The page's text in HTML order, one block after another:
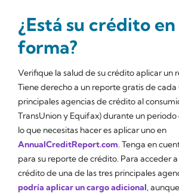
¿Está su crédito
forma?
Verifique la salud de su crédito aplicar un
Tiene derecho a un reporte gratis de cada
principales agencias de crédito al
TransUnion y Equifax) durante un periodo
lo que necesitas hacer es aplicar uno en
AnnualCreditReport.com. Tenga en
para su reporte de crédito. Para acceder
crédito de una de las tres principales
podría aplicar un cargo adicional,